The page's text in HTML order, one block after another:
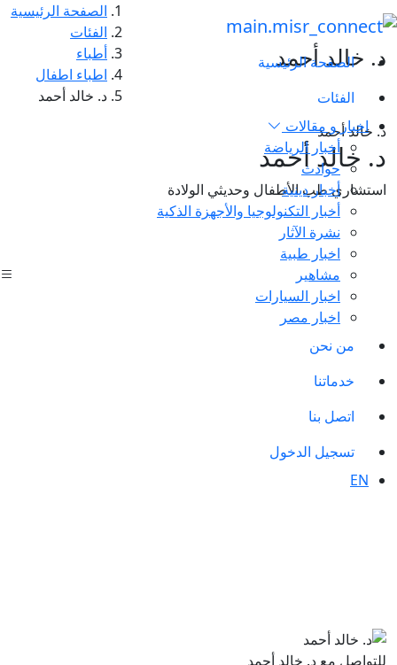
الصفحة الرئيسية
الفئات
اخبار و مقالات
أخبار الرياضة
حوادث
أخبار دينية
أخبار التكنولوجيا والأجهزة الذكية
نشرة الآثار
اخبار طبية
مشاهير
اخبار السيارات
اخبار مصر
من نحن
خدماتنا
اتصل بنا
تسجيل الدخول
EN
د. خالد أحمد
الصفحة الرئيسية
الفئات
أطباء
اطباء اطفال
د. خالد أحمد
د. خالد أحمد
د. خالد أحمد
استشاري طب الأطفال وحديثي الولادة
للتواصل مع د. خالد أحمد